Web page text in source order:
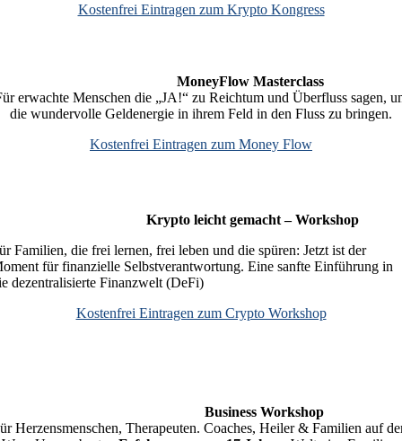
Kostenfrei Eintragen zum Krypto Kongress
MoneyFlow Masterclass
erwachte Menschen die „JA!“ zu Reichtum und Überfluss sagen,
die wundervolle Geldenergie in ihrem Feld in den Fluss zu bringen.
Kostenfrei Eintragen zum Money Flow
Krypto leicht gemacht – Workshop
Familien, die frei lernen, frei leben und die spüren: Jetzt ist der
für finanzielle Selbstverantwortung. Eine sanfte Einführung in
dezentralisierte Finanzwelt (DeFi)
Kostenfrei Eintragen zum Crypto Workshop
Business Workshop
Herzensmenschen, Therapeuten. Coaches, Heiler & Familien auf